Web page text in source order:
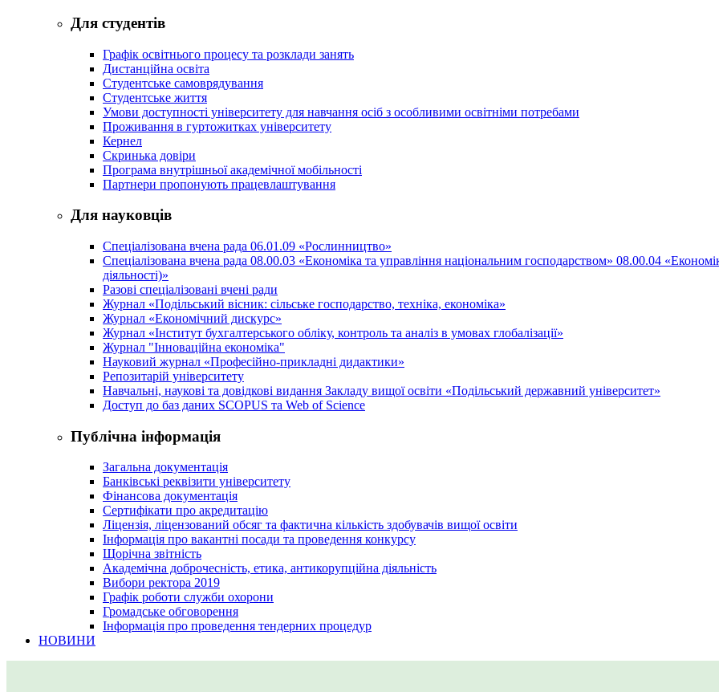
Для студентів
Графік освітнього процесу та розклади занять
Дистанційна освіта
Студентське самоврядування
Студентське життя
Умови доступності університету для навчання осіб з особливими освітніми потребами
Проживання в гуртожитках університету
Кернел
Скринька довіри
Програма внутрішньої академічної мобільності
Партнери пропонують працевлаштування
Для науковців
Спеціалізована вчена рада 06.01.09 «Рослинництво»
Спеціалізована вчена рада 08.00.03 «Економіка та управління національним господарством» 08.00.04
діяльності)»
Разові спеціалізовані вчені ради
Журнал «Подільський вісник: сільське господарство, техніка, економіка»
Журнал «Економічний дискурс»
Журнал «Інститут бухгалтерського обліку, контроль та аналіз в умовах глобалізації»
Журнал "Інноваційна економіка"
Науковий журнал «Професійно-прикладні дидактики»
Репозитарій університету
Навчальні, наукові та довідкові видання Закладу вищої освіти «Подільський державний університет»
Доступ до баз даних SCOPUS та Web of Science
Публічна інформація
Загальна документація
Банківські реквізити університету
Фінансова документація
Сертифікати про акредитацію
Ліцензія, ліцензований обсяг та фактична кількість здобувачів вищої освіти
Інформація про вакантні посади та проведення конкурсу
Щорічна звітність
Академічна доброчесність, етика, антикорупційна діяльність
Вибори ректора 2019
Графік роботи служби охорони
Громадське обговорення
Інформація про проведення тендерних процедур
НОВИНИ